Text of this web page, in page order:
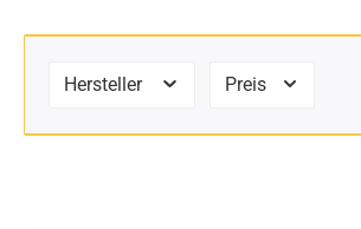
Hersteller Preis